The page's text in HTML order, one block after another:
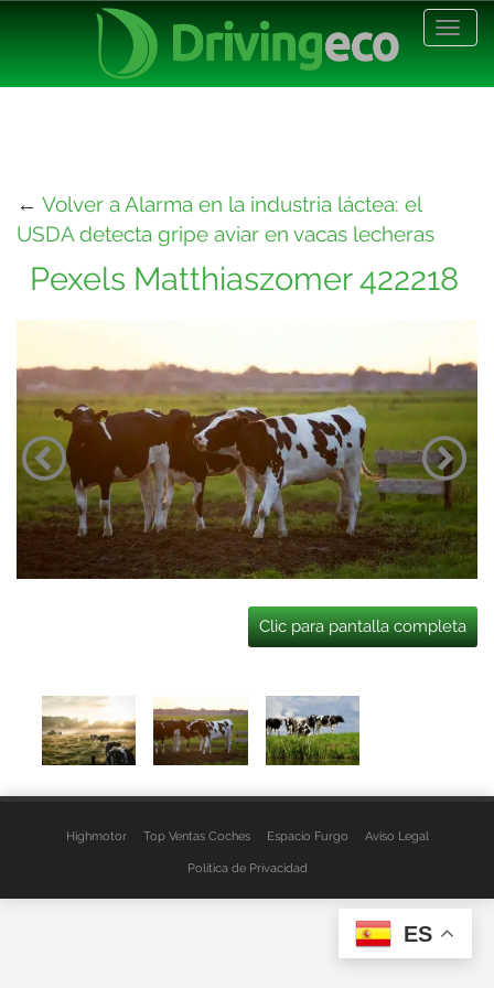
← Volver a Alarma en la industria láctea: el
USDA detecta gripe aviar en vacas lecheras
Pexels Matthiaszomer 422218
Clic para pantalla completa
Highmotor Top Ventas Coches Espacio Furgo Aviso Legal
Política de Privacidad
ES